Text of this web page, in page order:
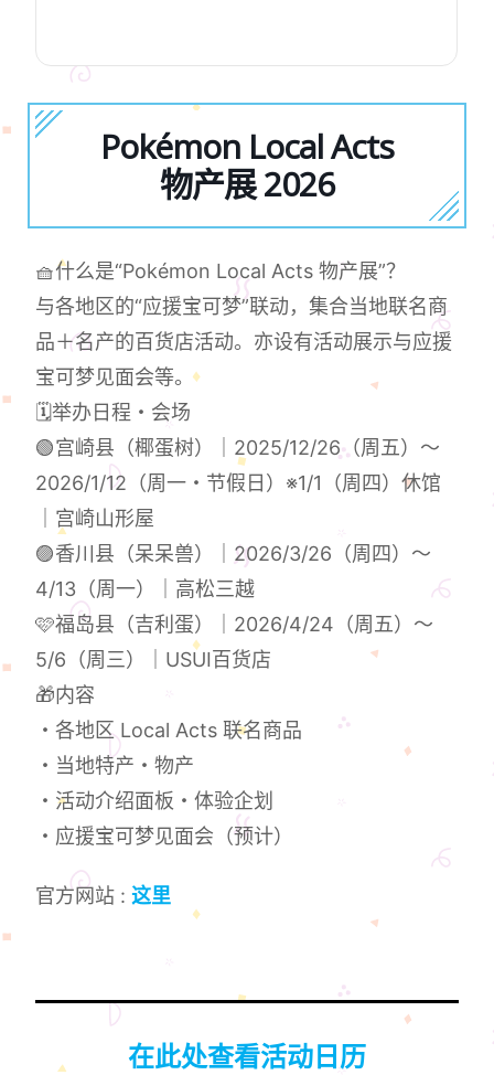
Pokémon Local Acts
物产展 2026
🧺什么是“Pokémon Local Acts 物产展”？
与各地区的“应援宝可梦”联动，集合当地联名商
品＋名产的百货店活动。亦设有活动展示与应援
宝可梦见面会等。
🗓举办日程・会场
🟢宫崎县（椰蛋树）｜2025/12/26（周五）〜
2026/1/12（周一・节假日）※1/1（周四）休馆
｜宫崎山形屋
🟣香川县（呆呆兽）｜2026/3/26（周四）〜
4/13（周一）｜高松三越
🩷福岛县（吉利蛋）｜2026/4/24（周五）〜
5/6（周三）｜USUI百货店
🎁内容
・各地区 Local Acts 联名商品
・当地特产・物产
・活动介绍面板・体验企划
・应援宝可梦见面会（预计）
官方网站 :这里
在此处查看活动日历